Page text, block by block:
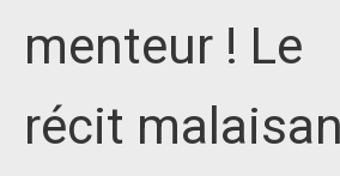
menteur ! Le
récit